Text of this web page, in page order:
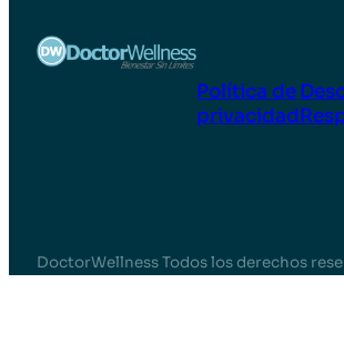
Política de
privacidad
DoctorWellness Todos los derechos